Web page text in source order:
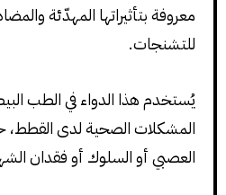
معروفة بتأثيراتها المهدّئة
للتشنجات.
يُستخدم هذا الدواء في الطب
المشكلات الصحية لدى القطط،
العصبي أو السلوك أو فقدان